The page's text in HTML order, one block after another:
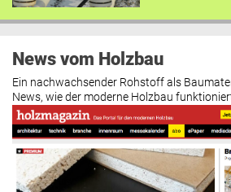
News vom Holzbau
Ein nachwachsender Rohstoff als
News, wie der moderne Holzbau